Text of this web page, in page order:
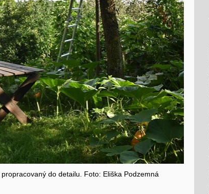
do detailu. Foto: Eliška Podzemná